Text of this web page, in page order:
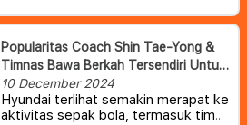
Popularitas Coach Shin Tae-Yong &
Timnas Bawa Berkah Tersendiri Untuk
Hyundai Indonesia
10 December 2024
Hyundai terlihat semakin merapat ke
aktivitas sepak bola, termasuk tim